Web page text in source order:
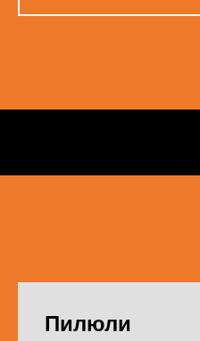
Пилюли